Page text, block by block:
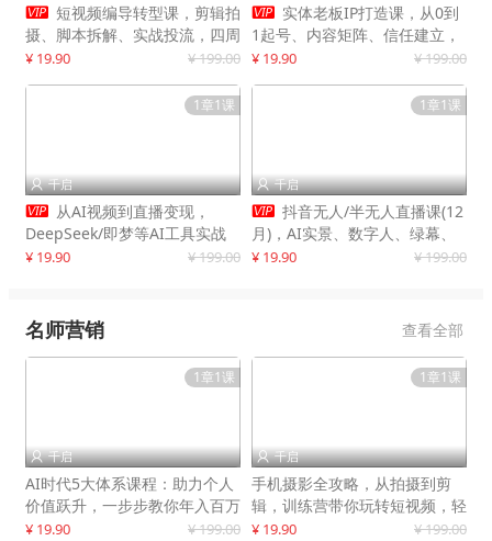
 短视频编导转型课，剪辑拍
摄、脚本拆解、实战投流，四周
系统教学，快速入行月入2w+
¥ 19.90 ¥ 199.00
 实体老板IP打造课，从0到
1起号、内容矩阵、信任建立，
打造门店IP，稳定获客增收
¥ 19.90 ¥ 199.00
1章1课
 千启
 从AI视频到直播变现，
DeepSeek/即梦等AI工具实战
教学，生产爆款视频，打造高流
¥ 19.90 ¥ 199.00
1章1课
 千启
 抖音无人/半无人直播课(12
月)，AI实景、数字人、绿幕、
多种玩法、24小时自动盈利
¥ 19.90 ¥ 199.00
名师营销 查看全部
1章1课
 千启
AI时代5大体系课程：助力个人
价值跃升，一步步教你年入百万
¥ 19.90 ¥ 199.00
1章1课
 千启
手机摄影全攻略，从拍摄到剪
辑，训练营带你玩转短视频，轻
松拍大片
¥ 19.90 ¥ 199.00